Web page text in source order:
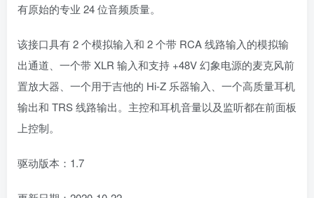
有原始的专业 24 位音频质量。
该接口具有 2 个模拟输入和 2 个带 RCA 线路输入的模拟输
出通道、一个带 XLR 输入和支持 +48V 幻象电源的麦克风前
置放大器、一个用于吉他的 Hi-Z 乐器输入、一个高质量耳机
输出和 TRS 线路输出。主控和耳机音量以及监听都在前面板
上控制。
驱动版本：1.7